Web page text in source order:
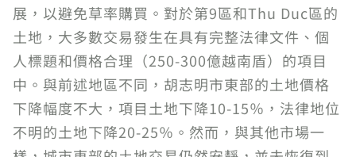
展，以避免草率購買。對於第9區和Thu Duc區的
土地，大多數交易發生在具有完整法律文件、個
人標題和價格合理（250-300億越南盾）的項目
中。與前述地區不同，胡志明市東部的土地價格
下降幅度不大，項目土地下降10-15％，法律地位
不明的土地下降20-25％。然而，與其他市場一